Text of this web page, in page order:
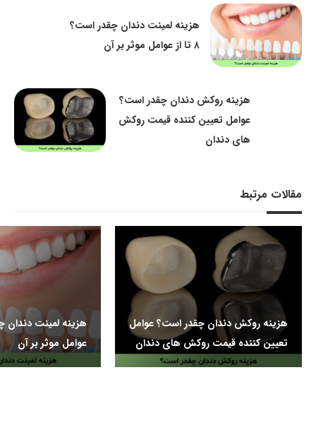
هزینه لمینت دندان چقدر است؟
۸ تا از عوامل موثر بر آن
هزینه روکش دندان چقدر است؟
عوامل تعیین کننده قیمت روکش
های دندان
مقالات مرتبط
هزینه روکش دندان چقدر است؟ عوامل
تعیین کننده قیمت روکش های دندان
عوامل موثر بر آن